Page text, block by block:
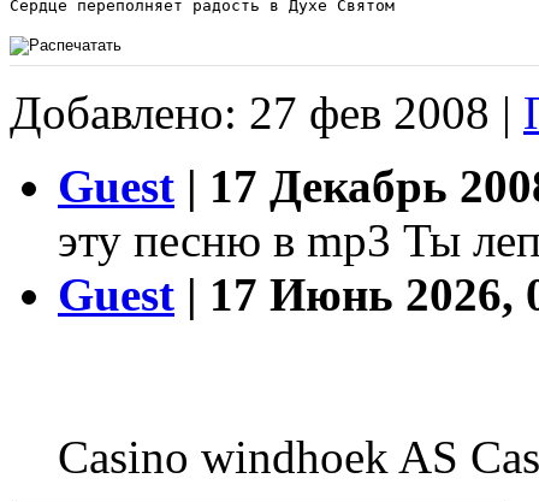
Добавлено: 27 фев 2008 |
Guest | 17 Декабрь
эту песню в mp3 Ты
Guest | 17 Июнь 2026,
Casino windhoek AS